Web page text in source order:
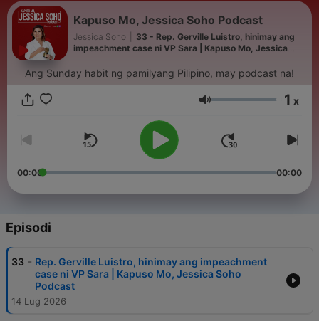
Kapuso Mo, Jessica Soho Podcast
Jessica Soho
33 - Rep. Gerville Luistro, hinimay ang
impeachment case ni VP Sara | Kapuso Mo, Jessica
Ang Sunday habit ng pamilyang Pilipino, may podcast na!
Volume 1 x
00:00 00:00
Episodi
33 - Rep. Gerville Luistro, hinimay ang impeachment
case ni VP Sara | Kapuso Mo, Jessica Soho
Podcast
14 Lug 2026